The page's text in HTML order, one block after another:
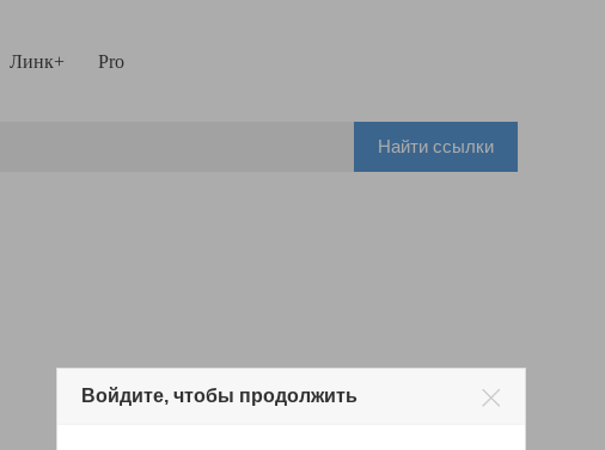
Линк+ Pro
Найти ссылки
Войдите, чтобы продолжить